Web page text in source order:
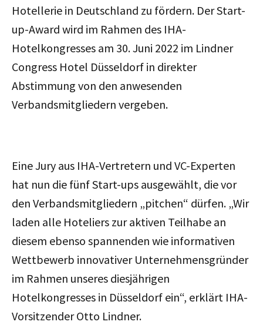
Hotellerie in Deutschland zu fördern. Der Start-
up-Award wird im Rahmen des IHA-
Hotelkongresses am 30. Juni 2022 im Lindner
Congress Hotel Düsseldorf in direkter
Abstimmung von den anwesenden
Verbandsmitgliedern vergeben.
Eine Jury aus IHA-Vertretern und VC-Experten
hat nun die fünf Start-ups ausgewählt, die vor
den Verbandsmitgliedern „pitchen“ dürfen. „Wir
laden alle Hoteliers zur aktiven Teilhabe an
diesem ebenso spannenden wie informativen
Wettbewerb innovativer Unternehmensgründer
im Rahmen unseres diesjährigen
Hotelkongresses in Düsseldorf ein“, erklärt IHA-
Vorsitzender Otto Lindner.